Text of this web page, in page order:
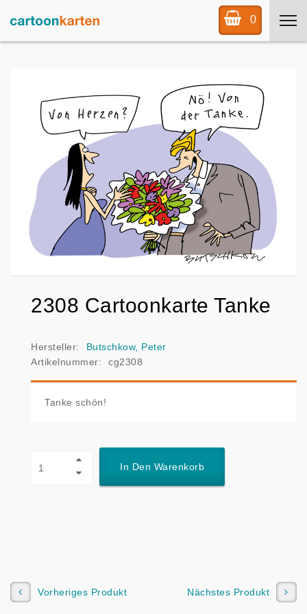
0
2308 Cartoonkarte Tanke
Hersteller:
Butschkow, Peter
Artikelnummer:
cg2308
Tanke schön!
In Den Warenkorb
Nächstes Produkt
Vorheriges Produkt